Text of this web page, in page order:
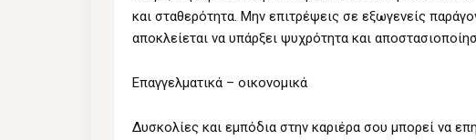
και σταθερότητα. Μην επιτρέψεις σε εξωγενείς
αποκλείεται να υπάρξει ψυχρότητα και
Επαγγελματικά – οικονομικά
Δυσκολίες και εμπόδια στην καριέρα σου μπορεί να